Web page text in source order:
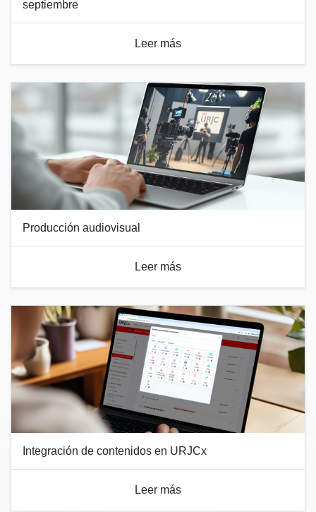
septiembre
Leer más
Producción audiovisual
Leer más
Integración de contenidos en URJCx
Leer más